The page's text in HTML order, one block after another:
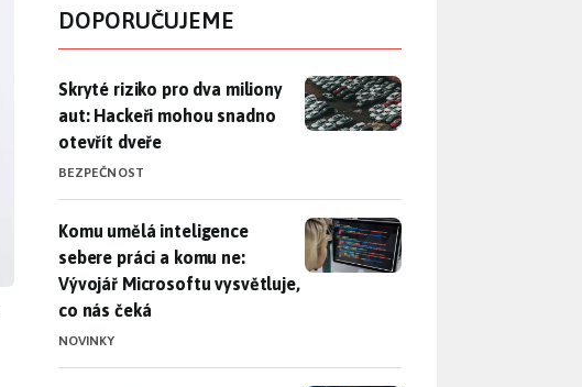
DOPORUČUJEME
Skryté riziko pro dva miliony aut: Hackeři mohou snadno otevřít
Skryté riziko pro dva miliony
aut: Hackeři mohou snadno
otevřít dveře
BEZPEČNOST
Komu umělá inteligence sebere práci a komu ne: Vývojář
Komu umělá inteligence
sebere práci a komu ne:
Vývojář Microsoftu vysvětluje,
co nás čeká
NOVINKY